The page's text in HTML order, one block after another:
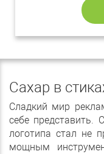
Сахар в
Сладкий мир
себе представить.
логотипа стал не
мощным